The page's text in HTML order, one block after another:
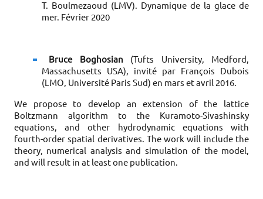
T. Boulmezaoud (LMV). Dynamique de la glace de
mer. Février 2020
Bruce Boghosian(Tufts University, Medford,
Massachusetts USA), invité par François Dubois
(LMO, Université Paris Sud) en mars et avril 2016.
We propose to develop an extension of the lattice
Boltzmann algorithm to the Kuramoto-Sivashinsky
equations, and other hydrodynamic equations with
fourth-order spatial derivatives. The work will include the
theory, numerical analysis and simulation of the model,
and will result in at least one publication.